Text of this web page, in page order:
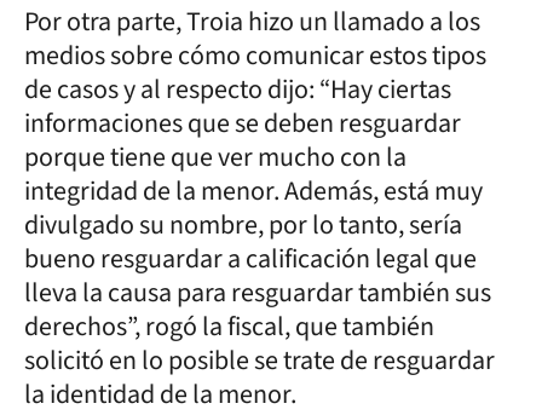
Por otra parte, Troia hizo un llamado a los
medios sobre cómo comunicar estos tipos
de casos y al respecto dijo: “Hay ciertas
informaciones que se deben resguardar
porque tiene que ver mucho con la
integridad de la menor. Además, está muy
divulgado su nombre, por lo tanto, sería
bueno resguardar a calificación legal que
lleva la causa para resguardar también sus
derechos”, rogó la fiscal, que también
solicitó en lo posible se trate de resguardar
la identidad de la menor.